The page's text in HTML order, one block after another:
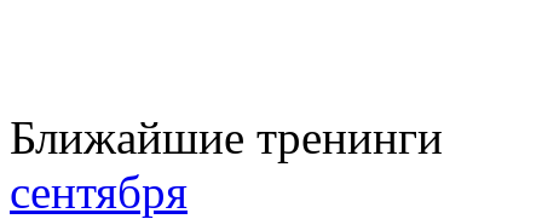
Ближайшие тренинги
сентября